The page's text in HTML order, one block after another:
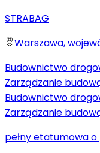
STRABAG
Warszawa,
Budownictwo
Zarządzanie
Budownictwo
Zarządzanie
pełny etatumowa